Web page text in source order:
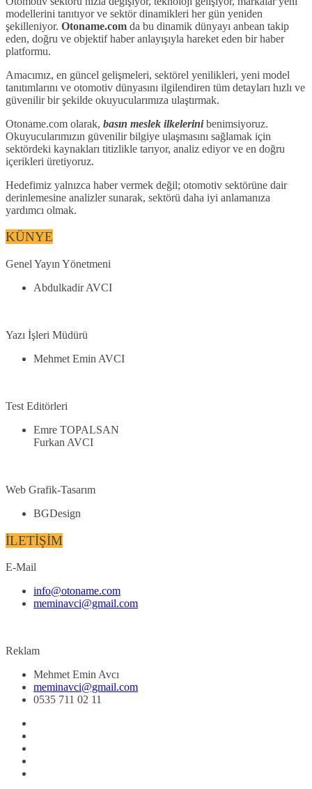
modellerini tanıtıyor ve sektör dinamikleri her gün yeniden
şekilleniyor. Otoname.com da bu dinamik dünyayı anbean takip
eden, doğru ve objektif haber anlayışıyla hareket eden bir haber
platformu.
Amacımız, en güncel gelişmeleri, sektörel yenilikleri, yeni model
tanıtımlarını ve otomotiv dünyasını ilgilendiren tüm detayları hızlı ve
güvenilir bir şekilde okuyucularımıza ulaştırmak.
Otoname.com olarak, basın meslek ilkelerinibenimsiyoruz.
Okuyucularımızın güvenilir bilgiye ulaşmasını sağlamak için
sektördeki kaynakları titizlikle tarıyor, analiz ediyor ve en doğru
içerikleri üretiyoruz.
Hedefimiz yalnızca haber vermek değil; otomotiv sektörüne dair
derinlemesine analizler sunarak, sektörü daha iyi anlamanıza
yardımcı olmak.
KÜNYE
Genel Yayın Yönetmeni
Abdulkadir AVCI
Yazı İşleri Müdürü
Mehmet Emin AVCI
Test Editörleri
Emre TOPALSAN
Furkan AVCI
Web Grafik-Tasarım
BGDesign
İLETİŞİM
E-Mail
info@otoname.com
meminavci@gmail.com
Reklam
Mehmet Emin Avcı
meminavci@gmail.com
0535 711 02 11